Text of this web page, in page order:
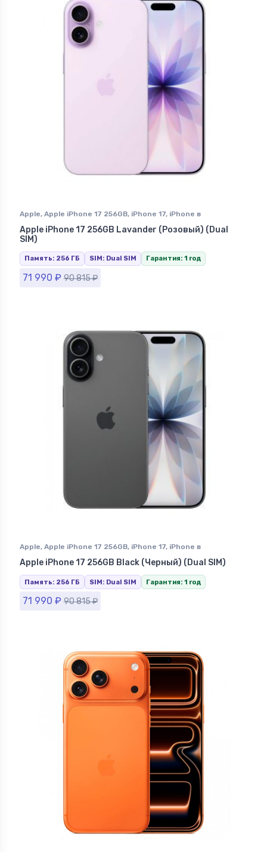
Apple, Apple iPhone 17 256GB, iPhone 17, iPhone в
Ставрополе
Apple iPhone 17 256GB Lavander (Розовый) (Dual
SIM)
Память: 256 ГБ SIM: Dual SIM Гарантия: 1 год
71 990 ₽ 90 815₽
Apple, Apple iPhone 17 256GB, iPhone 17, iPhone в
Ставрополе
Apple iPhone 17 256GB Black (Черный) (Dual SIM)
Память: 256 ГБ SIM: Dual SIM Гарантия: 1 год
71 990 ₽ 90 815₽